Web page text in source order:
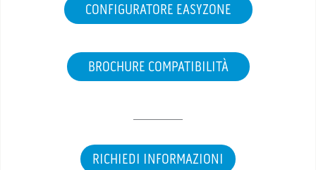
CONFIGURATORE EASYZONE
BROCHURE COMPATIBILITÀ
RICHIEDI INFORMAZIONI